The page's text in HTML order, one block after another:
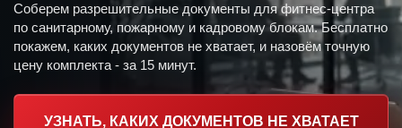
Соберем разрешительные документы для фитнес-центра
по санитарному, пожарному и кадровому блокам. Бесплатно
покажем, каких документов не хватает, и назовём точную
цену комплекта - за 15 минут.
УЗНАТЬ, КАКИХ ДОКУМЕНТОВ НЕ ХВАТАЕТ